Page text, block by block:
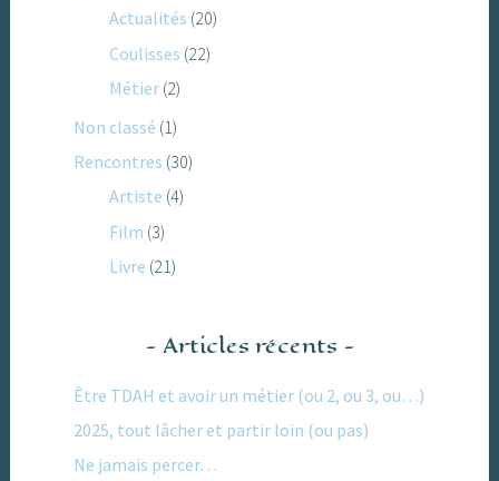
Actualités (20)
Coulisses (22)
Métier (2)
Non classé (1)
Rencontres (30)
Artiste (4)
Film (3)
Livre (21)
Articles récents
Être TDAH et avoir un métier (ou 2, ou 3, ou…)
2025, tout lâcher et partir loin (ou pas)
Ne jamais percer…